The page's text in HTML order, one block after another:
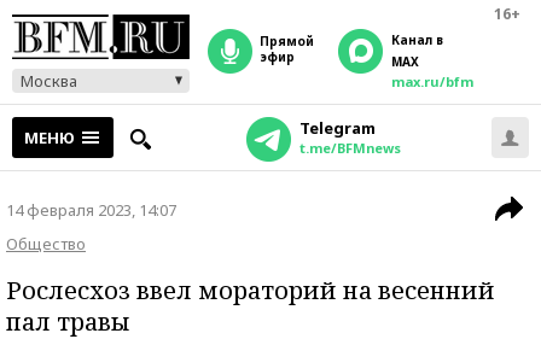
16+
Москва
прямой
эфир
Канал в
MAX
max.ru/bfm
МЕНЮ Telegram
t.me/BFMnews
14 февраля 2023, 14:07
Общество
Рослесхоз ввел мораторий на весенний
пал травы